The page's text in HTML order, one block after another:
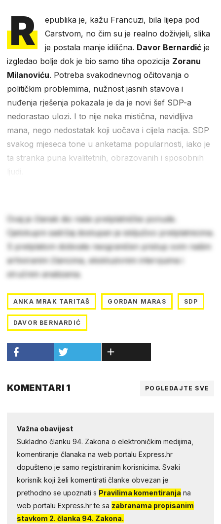
R
epublika je, kažu Francuzi, bila lijepa pod
Carstvom, no čim su je realno doživjeli, slika
je postala manje idilična. Davor Bernardić je
izgledao bolje dok je bio samo tiha opozicija Zoranu
Milanoviću. Potreba svakodnevnog očitovanja o
političkim problemima, nužnost jasnih stavova i
nuđenja rješenja pokazala je da je novi šef SDP-a
nedorastao ulozi. I to nije neka mistična, nevidljiva
mana, nego nedostatak koji uočava i cijela nacija. SDP
svakog mjeseca tone u anketama popularnosti, iako je
ta stranka puna kvalitetnih, obrazovanih i sposobnih
ljudi.
Ovaj je članak dio naše pretplatničke ponude.
Cjelokupni sadržaj dostupan je isključivo pretplatnicima.
S pretplatom dobivate neograničen pristup svim našim
arhiviranim člancima, ekskluzivnim intervjuima i
stručnim analizama.
ANKA MRAK TARITAŠ GORDAN MARAS SDP
DAVOR BERNARDIĆ
KOMENTARI 1 POGLEDAJTE SVE
Važna obavijest
Sukladno članku 94. Zakona o elektroničkim medijima,
komentiranje članaka na web portalu Express.hr
dopušteno je samo registriranim korisnicima. Svaki
korisnik koji želi komentirati članke obvezan je
prethodno se upoznati s Pravilima komentiranja na
web portalu Express.hr te sa zabranama propisanim
stavkom 2. članka 94. Zakona.